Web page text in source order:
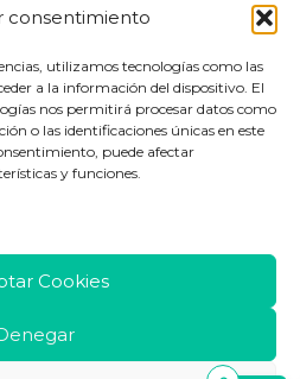
consentimiento
utilizamos tecnologías como las
a la información del dispositivo. El
nos permitirá procesar datos como
o las identificaciones únicas en este
puede afectar
y funciones.
Cookies
Farmacenter
digital, S.L
B24836249
info@farmacenter.es
de pago